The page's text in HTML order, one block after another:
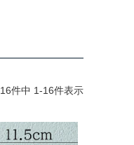
16件中 1-16件表示